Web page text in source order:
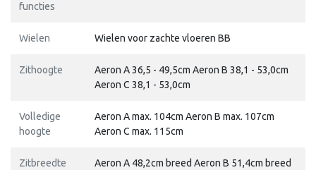
functies
Wielen Wielen voor zachte vloeren BB
Zithoogte
Aeron A 36,5 - 49,5cm Aeron B 38,1 - 53,0cm
Aeron C 38,1 - 53,0cm
Volledige
hoogte
Aeron A max. 104cm Aeron B max. 107cm
Aeron C max. 115cm
Zitbreedte
Aeron A 48,2cm breed Aeron B 51,4cm breed